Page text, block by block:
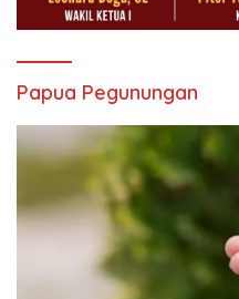
Papua Pegunungan